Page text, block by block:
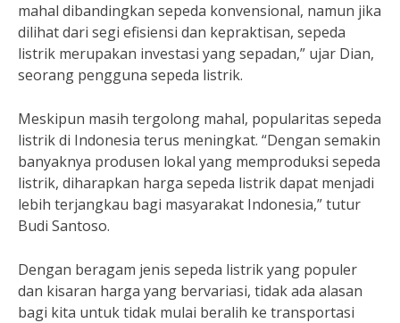
mahal dibandingkan sepeda konvensional, namun jika
dilihat dari segi efisiensi dan kepraktisan, sepeda
listrik merupakan investasi yang sepadan,” ujar Dian,
seorang pengguna sepeda listrik.
Meskipun masih tergolong mahal, popularitas sepeda
listrik di Indonesia terus meningkat. “Dengan semakin
banyaknya produsen lokal yang memproduksi sepeda
listrik, diharapkan harga sepeda listrik dapat menjadi
lebih terjangkau bagi masyarakat Indonesia,” tutur
Budi Santoso.
Dengan beragam jenis sepeda listrik yang populer
dan kisaran harga yang bervariasi, tidak ada alasan
bagi kita untuk tidak mulai beralih ke transportasi